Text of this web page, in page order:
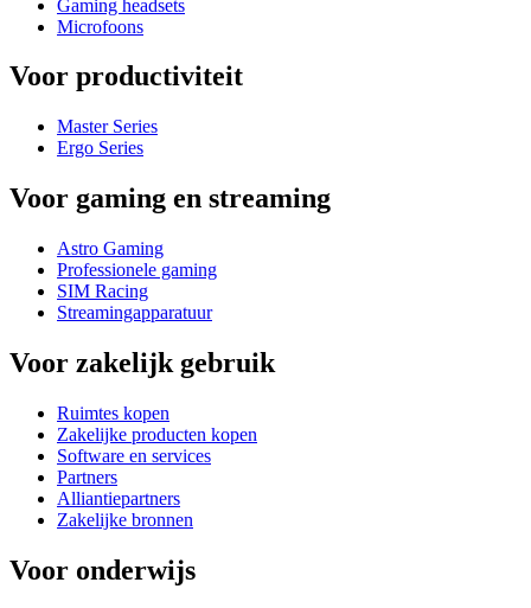
Gaming headsets
Microfoons
Voor productiviteit
Master Series
Ergo Series
Voor gaming en streaming
Astro Gaming
Professionele gaming
SIM Racing
Streamingapparatuur
Voor zakelijk gebruik
Ruimtes kopen
Zakelijke producten kopen
Software en services
Partners
Alliantiepartners
Zakelijke bronnen
Voor onderwijs